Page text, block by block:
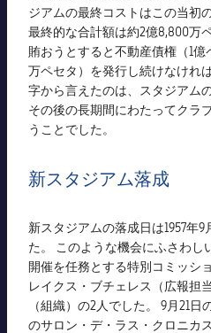
ジアムの最終コストはこの当初
最終的な合計額は約2億8,800万
賄おうとすると不動産債権（1
万ペセタ）を発行し続けなけれ
字から言えたのは、スタジアム
その後の長期間にわたってクラ
うことでした。
新スタジアム落成
新スタジアムの落成日は1957年
た。 このような機会にふさわし
開催を任務とする特別コミッシ
レイクス・ブチェレス（広報担
（組織）の2人でした。 9月21
のサロン・デ・ラス・クロニカ